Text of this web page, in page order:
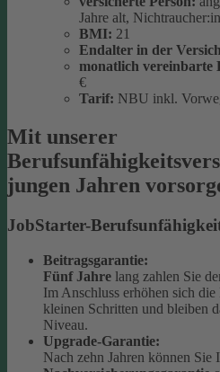
Jahre alt, Nichtraucher:in
BMI: 21
Endalter in der
monatlich vereinbarte
€
Tarif: NBU inkl.
Mit unserer
jungen Jahren
JobStarter-
Beitragsgarantie:
Fünf Jahre lang zahlen Sie
Im Anschluss erhöhen sich
kleinen Schritten und bleiben
Niveau.
Upgrade-Garantie:
Nach zehn Jahren können Sie